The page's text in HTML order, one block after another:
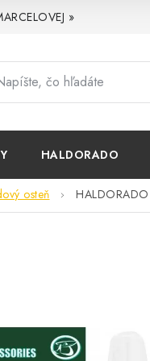
»
HALDORADO
osteň